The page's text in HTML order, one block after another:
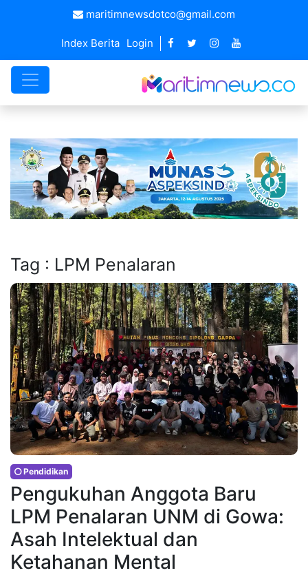
maritimnewsdotco@gmail.com
Index Berita Login
Tag : LPM Penalaran
Pendidikan
Pengukuhan Anggota Baru
LPM Penalaran UNM di Gowa:
Asah Intelektual dan
Ketahanan Mental